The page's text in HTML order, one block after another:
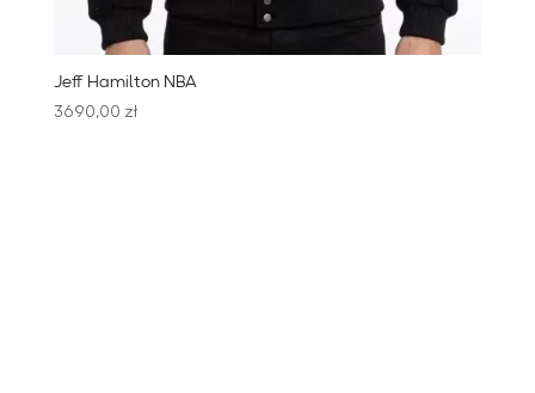
Jeff Hamilton NBA
3690,00 zł